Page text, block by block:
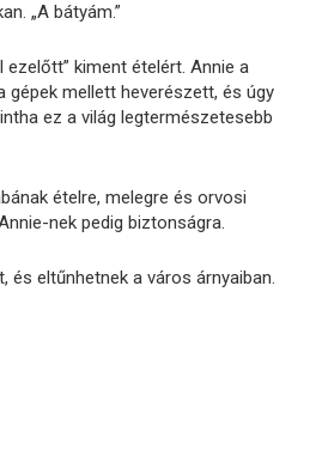
„A bátyám.”
ezelőtt” kiment ételért. Annie a
mellett heverészett, és úgy
ez a világ legtermészetesebb
ételre, melegre és orvosi
nek pedig biztonságra.
és eltűnhetnek a város árnyaiban.